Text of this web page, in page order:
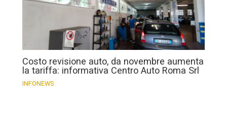
Costo revisione auto, da novembre aumenta
la tariffa: informativa Centro Auto Roma Srl
INFONEWS